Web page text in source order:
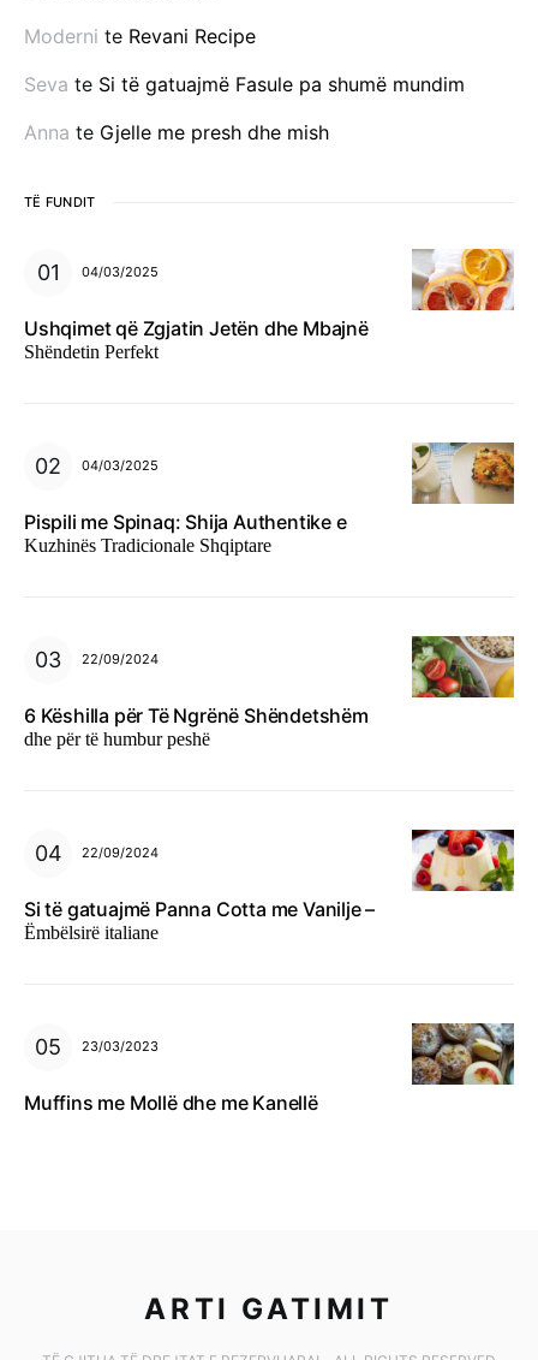
Moderni te Revani Recipe
Seva te Si të gatuajmë Fasule pa shumë mundim
Anna te Gjelle me presh dhe mish
TË FUNDIT
04/03/2025
Ushqimet që Zgjatin Jetën dhe Mbajnë
Shëndetin Perfekt
04/03/2025
Pispili me Spinaq: Shija Authentike e
Kuzhinës Tradicionale Shqiptare
22/09/2024
6 Këshilla për Të Ngrënë Shëndetshëm
dhe për të humbur peshë
22/09/2024
Si të gatuajmë Panna Cotta me Vanilje –
Ëmbëlsirë italiane
23/03/2023
Muffins me Mollë dhe me Kanellë
ARTI GATIMIT